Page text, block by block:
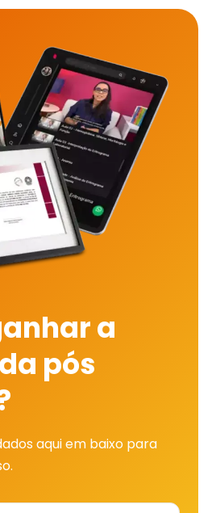
a
pós
aqui em baixo para